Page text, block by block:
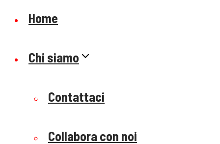
Home
Chi siamo
Contattaci
Collabora con noi